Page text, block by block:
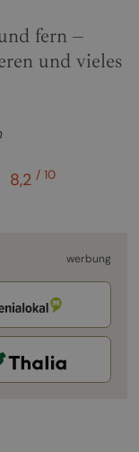
fern –
und vieles
8,2/ 10
werbung